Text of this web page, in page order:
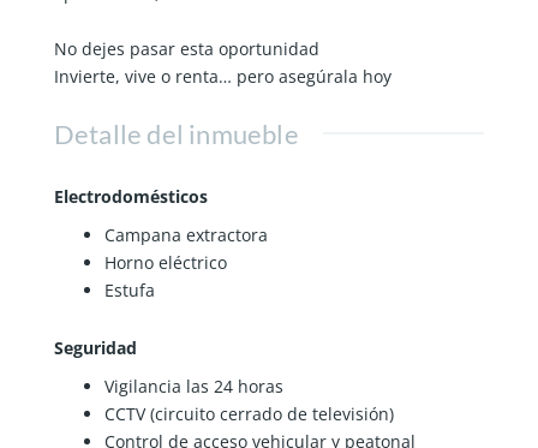
No dejes pasar esta oportunidad
Invierte, vive o renta… pero asegúrala hoy
Detalle del inmueble
Electrodomésticos
Campana extractora
Horno eléctrico
Estufa
Seguridad
Vigilancia las 24 horas
CCTV (circuito cerrado de televisión)
Control de acceso vehicular y peatonal